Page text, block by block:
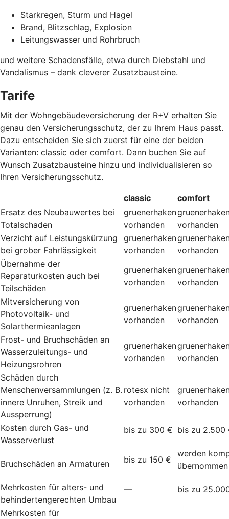
Starkregen, Sturm und Hagel
Brand, Blitzschlag, Explosion
Leitungswasser und Rohrbruch
und weitere Schadensfälle, etwa durch Diebstahl und
Vandalismus – dank cleverer Zusatzbausteine.
Tarife
Mit der Wohngebäudeversicherung der R+V erhalten Sie
genau den Versicherungsschutz, der zu Ihrem Haus passt.
Dazu entscheiden Sie sich zuerst für eine der beiden
Varianten: classic oder comfort. Dann buchen Sie auf
Wunsch Zusatzbausteine hinzu und individualisieren so
Ihren Versicherungsschutz.
classic
comfort
Ersatz des Neubauwertes bei
Totalschaden
gruenerhaken
vorhanden
vorhanden
Verzicht auf Leistungskürzung
bei grober Fahrlässigkeit
gruenerhaken
vorhanden
vorhanden
Übernahme der
Reparaturkosten auch bei
Teilschäden
gruenerhaken
vorhanden
vorhanden
Mitversicherung von
Photovoltaik- und
Solarthermieanlagen
gruenerhaken
vorhanden
vorhanden
Frost- und Bruchschäden an
Wasserzuleitungs- und
Heizungsrohren
gruenerhaken
vorhanden
vorhanden
Schäden durch
Menschenversammlungen (z. B.
innere Unruhen, Streik und
Aussperrung)
rotesx nicht
vorhanden
vorhanden
Kosten durch Gas- und
Wasserverlust
bis zu 300 € bis zu 2.500
Bruchschäden an Armaturen bis zu 150 €
werden
übernommen
Mehrkosten für alters- und
behindertengerechten Umbau
— bis zu
Mehrkosten für